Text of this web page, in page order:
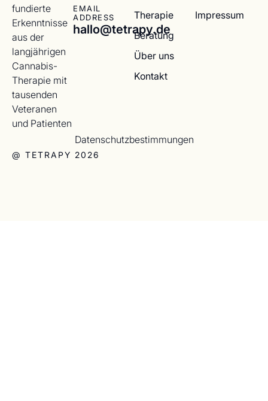
fundierte
Erkenntnisse
aus der
langjährigen
Cannabis-
Therapie mit
tausenden
Veteranen
und Patienten
EMAIL
ADDRESS
hallo@tetrapy.de
Therapie
Beratung
Über uns
Kontakt
Impressum
@ TETRAPY 2026
Datenschutzbestimmungen